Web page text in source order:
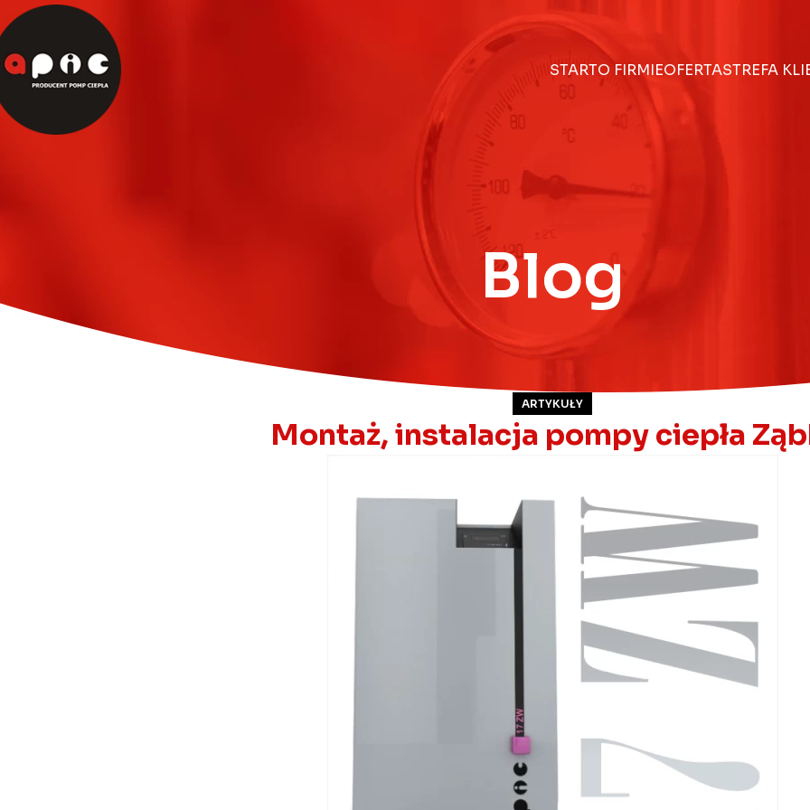
STARTO FIRMIEOFERTASTREFA
Blog
ARTYKUŁY
Montaż, instalacja pompy ciepła